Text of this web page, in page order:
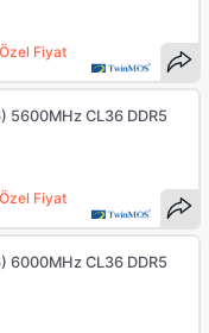
Fiyat
Fiyat
5600MHz CL36 DDR5
6000MHz CL36 DDR5